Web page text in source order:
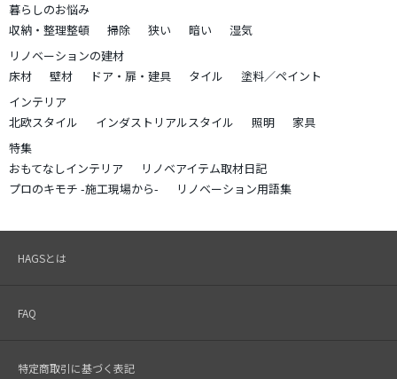
暮らしのお悩み
収納・整理整頓
掃除 狭い 暗い
湿気
リノベーションの建材
床材
壁材 ドア・扉・建具 タイル
塗料／ペイント
インテリア
北欧スタイル
インダストリアルスタイル 照明
家具
特集
おもてなしインテリア
リノベアイテム取材日記
プロのキモチ -施工現場から-
リノベーション用語集
HAGSとは
FAQ
特定商取引に基づく表記